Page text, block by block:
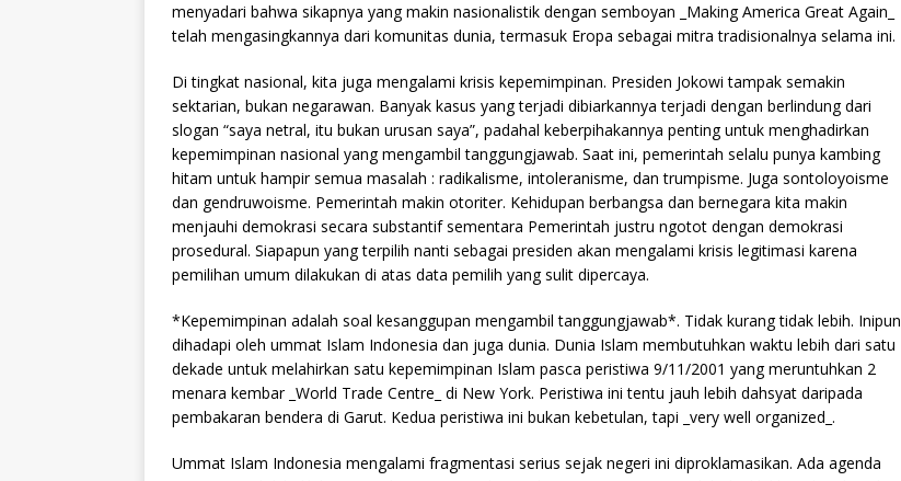
menyadari bahwa sikapnya yang makin nasionalistik dengan semboyan _Making America Great Again_
telah mengasingkannya dari komunitas dunia, termasuk Eropa sebagai mitra tradisionalnya selama ini.
Di tingkat nasional, kita juga mengalami krisis kepemimpinan. Presiden Jokowi tampak semakin
sektarian, bukan negarawan. Banyak kasus yang terjadi dibiarkannya terjadi dengan berlindung dari
slogan “saya netral, itu bukan urusan saya”, padahal keberpihakannya penting untuk menghadirkan
kepemimpinan nasional yang mengambil tanggungjawab. Saat ini, pemerintah selalu punya kambing
hitam untuk hampir semua masalah : radikalisme, intoleranisme, dan trumpisme. Juga sontoloyoisme
dan gendruwoisme. Pemerintah makin otoriter. Kehidupan berbangsa dan bernegara kita makin
menjauhi demokrasi secara substantif sementara Pemerintah justru ngotot dengan demokrasi
prosedural. Siapapun yang terpilih nanti sebagai presiden akan mengalami krisis legitimasi karena
pemilihan umum dilakukan di atas data pemilih yang sulit dipercaya.
*Kepemimpinan adalah soal kesanggupan mengambil tanggungjawab*. Tidak kurang tidak lebih. Inipun
dihadapi oleh ummat Islam Indonesia dan juga dunia. Dunia Islam membutuhkan waktu lebih dari satu
dekade untuk melahirkan satu kepemimpinan Islam pasca peristiwa 9/11/2001 yang meruntuhkan 2
menara kembar _World Trade Centre_ di New York. Peristiwa ini tentu jauh lebih dahsyat daripada
pembakaran bendera di Garut. Kedua peristiwa ini bukan kebetulan, tapi _very well organized_.
Ummat Islam Indonesia mengalami fragmentasi serius sejak negeri ini diproklamasikan. Ada agenda